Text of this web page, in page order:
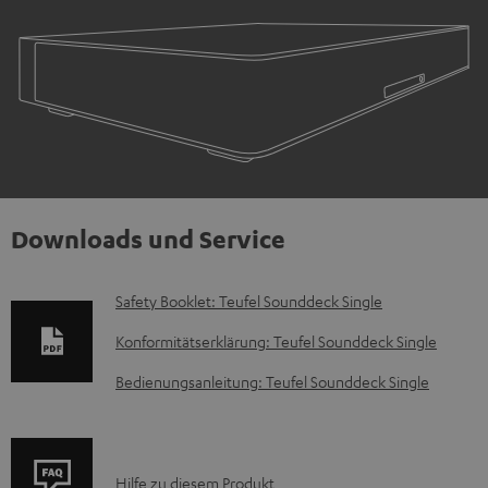
Downloads und Service
D
o
Safety Booklet: Teufel Sounddeck Single
Konformitätserklärung: Teufel Sounddeck Single
Bedienungsanleitung: Teufel Sounddeck Single
Hilfe zu diesem Produkt